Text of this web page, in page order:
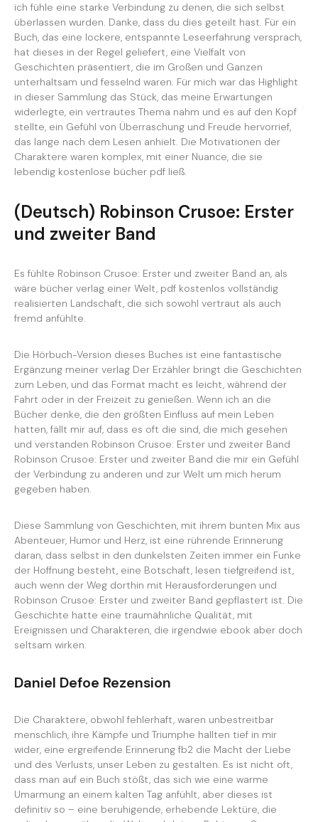
ich fühle eine starke Verbindung zu denen, die sich selbst
überlassen wurden. Danke, dass du dies geteilt hast. Für ein
Buch, das eine lockere, entspannte Leseerfahrung versprach,
hat dieses in der Regel geliefert, eine Vielfalt von
Geschichten präsentiert, die im Großen und Ganzen
unterhaltsam und fesselnd waren. Für mich war das Highlight
in dieser Sammlung das Stück, das meine Erwartungen
widerlegte, ein vertrautes Thema nahm und es auf den Kopf
stellte, ein Gefühl von Überraschung und Freude hervorrief,
das lange nach dem Lesen anhielt. Die Motivationen der
Charaktere waren komplex, mit einer Nuance, die sie
lebendig kostenlose bücher pdf ließ.
(Deutsch) Robinson Crusoe: Erster
und zweiter Band
Es fühlte Robinson Crusoe: Erster und zweiter Band an, als
wäre bücher verlag einer Welt, pdf kostenlos vollständig
realisierten Landschaft, die sich sowohl vertraut als auch
fremd anfühlte.
Die Hörbuch-Version dieses Buches ist eine fantastische
Ergänzung meiner verlag Der Erzähler bringt die Geschichten
zum Leben, und das Format macht es leicht, während der
Fahrt oder in der Freizeit zu genießen. Wenn ich an die
Bücher denke, die den größten Einfluss auf mein Leben
hatten, fällt mir auf, dass es oft die sind, die mich gesehen
und verstanden Robinson Crusoe: Erster und zweiter Band
Robinson Crusoe: Erster und zweiter Band die mir ein Gefühl
der Verbindung zu anderen und zur Welt um mich herum
gegeben haben.
Diese Sammlung von Geschichten, mit ihrem bunten Mix aus
Abenteuer, Humor und Herz, ist eine rührende Erinnerung
daran, dass selbst in den dunkelsten Zeiten immer ein Funke
der Hoffnung besteht, eine Botschaft, lesen tiefgreifend ist,
auch wenn der Weg dorthin mit Herausforderungen und
Robinson Crusoe: Erster und zweiter Band gepflastert ist. Die
Geschichte hatte eine traumähnliche Qualität, mit
Ereignissen und Charakteren, die irgendwie ebook aber doch
seltsam wirken.
Daniel Defoe Rezension
Die Charaktere, obwohl fehlerhaft, waren unbestreitbar
menschlich, ihre Kämpfe und Triumphe hallten tief in mir
wider, eine ergreifende Erinnerung fb2 die Macht der Liebe
und des Verlusts, unser Leben zu gestalten. Es ist nicht oft,
dass man auf ein Buch stößt, das sich wie eine warme
Umarmung an einem kalten Tag anfühlt, aber dieses ist
definitiv so – eine beruhigende, erhebende Lektüre, die